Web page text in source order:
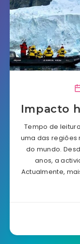
Impacto
Tempo de
uma das regiões
do mundo.
anos, a
Actualmente,